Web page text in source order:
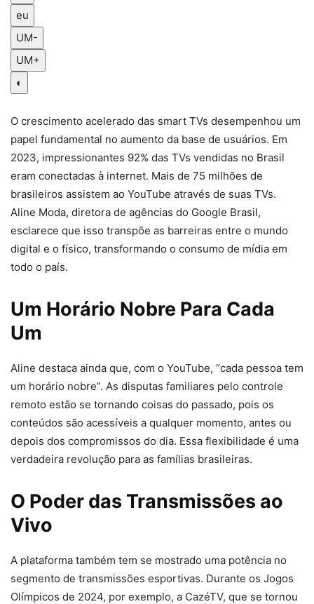
eu
UM-
UM+
◐
O crescimento acelerado das smart TVs desempenhou um
papel fundamental no aumento da base de usuários. Em
2023, impressionantes 92% das TVs vendidas no Brasil
eram conectadas à internet. Mais de 75 milhões de
brasileiros assistem ao YouTube através de suas TVs.
Aline Moda, diretora de agências do Google Brasil,
esclarece que isso transpõe as barreiras entre o mundo
digital e o físico, transformando o consumo de mídia em
todo o país.
Um Horário Nobre Para Cada
Um
Aline destaca ainda que, com o YouTube, “cada pessoa tem
um horário nobre”. As disputas familiares pelo controle
remoto estão se tornando coisas do passado, pois os
conteúdos são acessíveis a qualquer momento, antes ou
depois dos compromissos do dia. Essa flexibilidade é uma
verdadeira revolução para as famílias brasileiras.
O Poder das Transmissões ao
Vivo
A plataforma também tem se mostrado uma potência no
segmento de transmissões esportivas. Durante os Jogos
Olímpicos de 2024, por exemplo, a CazéTV, que se tornou